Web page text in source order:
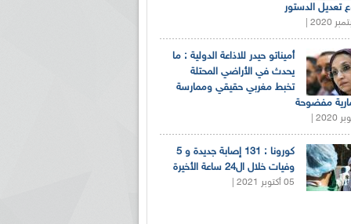
تعديل الدستور
أميناتو حيدر للاذاعة الدولية : ما
يحدث في الأراضي المحتلة
تخبط مغربي حقيقي وممارسة
مفضوحة
كورونا : 131 إصابة جديدة و 5
وفيات خلال ال24 ساعة الأخيرة
05 أكتوبر 2021 |